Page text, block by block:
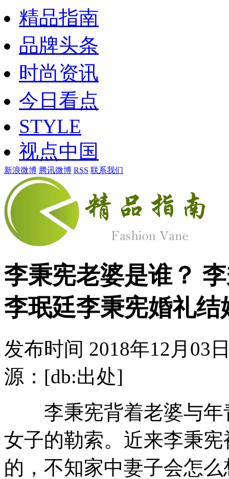
精品指南
品牌头条
时尚资讯
今日看点
STYLE
视点中国
新浪微博 腾讯微博 RSS 联系我们
李秉宪老婆是谁？
李珉廷李秉宪婚礼
发布时间 2018年12月
源：[db:出处]
李秉宪背着老婆与年
女子的勒索。近来李秉
的，不知家中妻子会怎